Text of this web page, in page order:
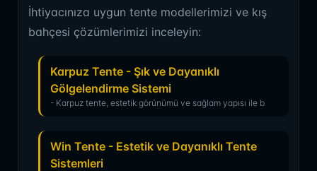
İhtiyacınıza uygun tente modellerimizi ve kış
bahçesi çözümlerimizi inceleyin:
Karpuz Tente - Şık ve Dayanıklı
Gölgelendirme Sistemi
- Karpuz tente, estetik görünümü ve sağlam yapısı ile b
Win Tente - Estetik ve Dayanıklı Tente
Sistemleri